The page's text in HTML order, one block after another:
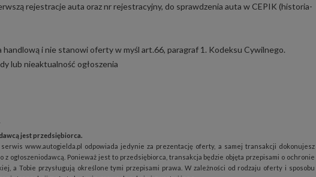
rejestracje auta oraz nr rejestracyjny, do sprawdzenia auta w CEPIK (historia-
handlową i nie stanowi oferty w myśl art.66, paragraf 1. Kodeksu Cywilnego.
lub nieaktualność ogłoszenia
jest przedsiębiorca.
serwis www.autogielda.pl odpowiada jedynie za prezentację oferty, a samej transakcji dokonujesz
z ogłoszeniodawcą. Ponieważ jest to przedsiębiorca, transakcja będzie objęta przepisami o ochronie
a Tobie przysługują określone tymi przepisami prawa. W zależności od rodzaju oferty i sposobu